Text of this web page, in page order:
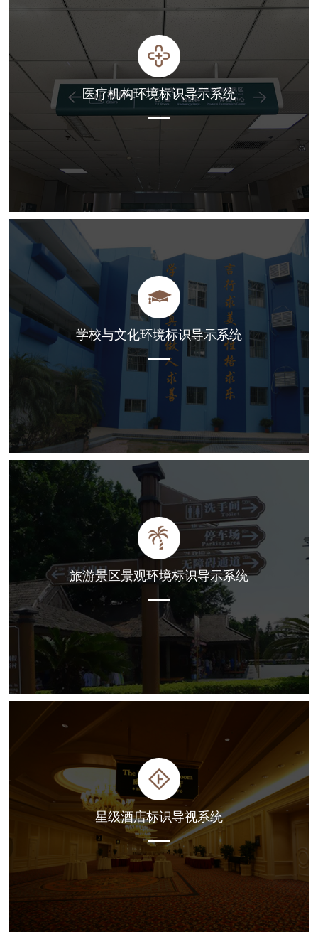
医疗机构环境标识导示系统
学校与文化环境标识导示系统
旅游景区景观环境标识导示系统
星级酒店标识导视系统